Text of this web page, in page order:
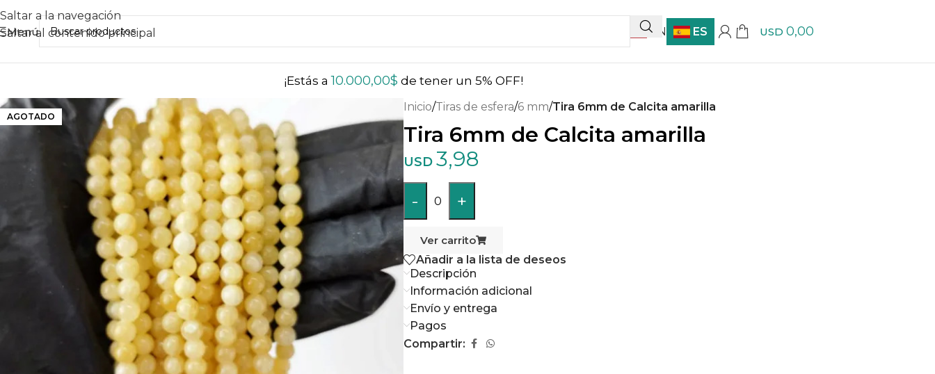
Saltar a la navegación
Saltar al contenido principal
Menú EN ES USD 0,00
¡Estás a10.000,00$ de tener un 5% OFF!
AGOTADO
Inicio/Tiras de esfera/6 mm/Tira 6mm de Calcita amarilla
Tira 6mm de Calcita amarilla
USD 3,98
- 0 +
Ver carrito
Añadir a la lista de deseos
Descripción
Información adicional
Envío y entrega
Pagos
Compartir: